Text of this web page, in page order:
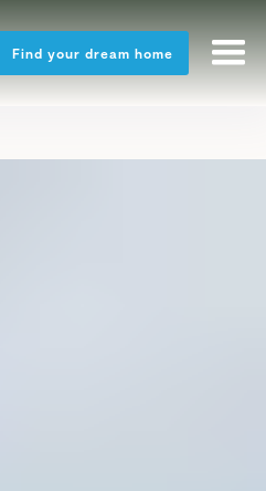
Find your dream home